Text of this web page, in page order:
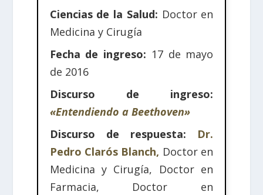
Ciencias de la Salud: Doctor en
Medicina y Cirugía
Fecha de ingreso: 17 de mayo
de 2016
Discurso de ingreso:
«Entendiendo a Beethoven»
Discurso de respuesta: Dr.
Pedro Clarós Blanch, Doctor en
Medicina y Cirugía, Doctor en
Farmacia, Doctor en